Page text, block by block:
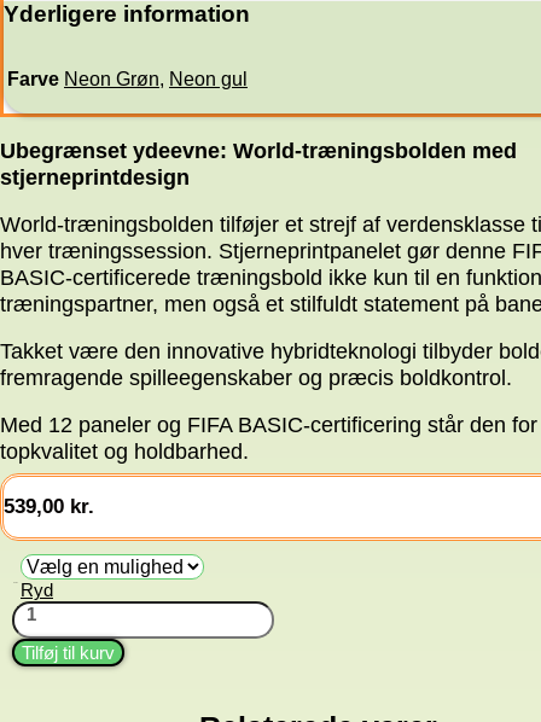
Yderligere information
Farve Neon Grøn, Neon gul
Ubegrænset ydeevne: World-træningsbolden med
stjerneprintdesign
World-træningsbolden tilføjer et strejf af verdensklasse
hver træningssession. Stjerneprintpanelet gør denne
BASIC-certificerede træningsbold ikke kun til en
træningspartner, men også et stilfuldt statement på
Takket være den innovative hybridteknologi tilbyder
fremragende spilleegenskaber og præcis boldkontrol.
Med 12 paneler og FIFA BASIC-certificering står den for
topkvalitet og holdbarhed.
539,00 kr.
Ryd
Træningsbold
World
antal
Tilføj til kurv